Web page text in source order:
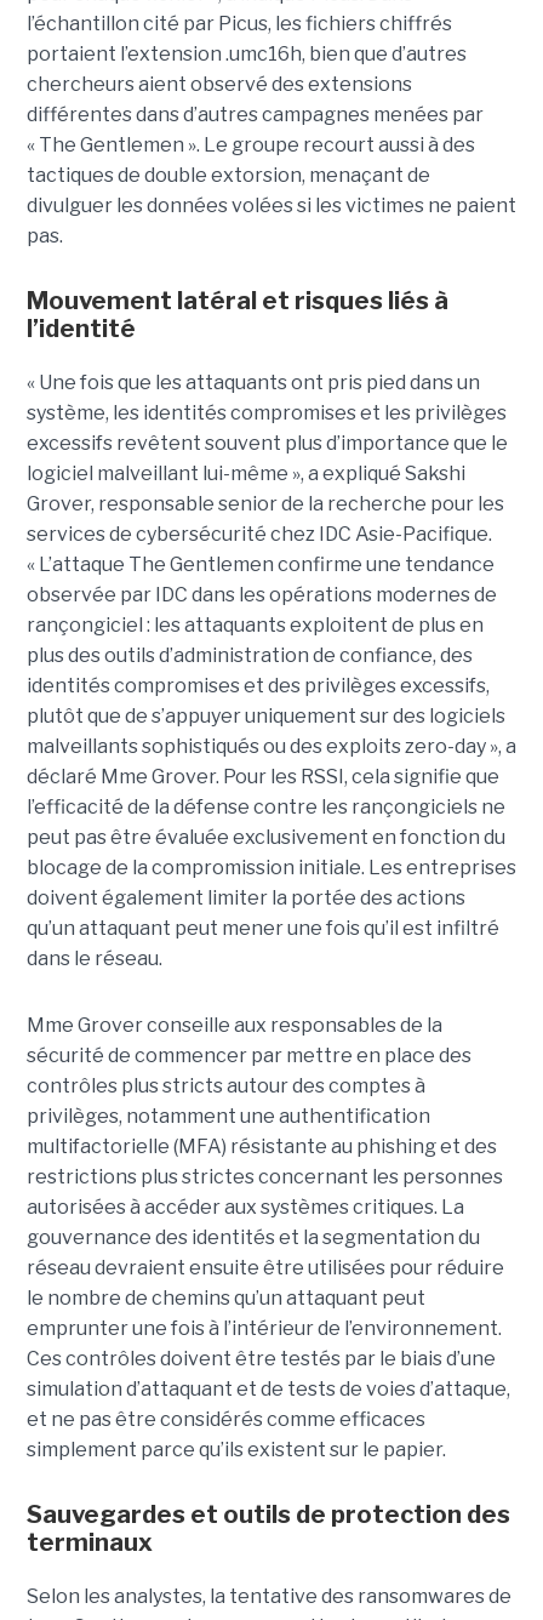
l’échantillon cité par Picus, les fichiers chiffrés
portaient l’extension .umc16h, bien que d’autres
chercheurs aient observé des extensions
différentes dans d’autres campagnes menées par
« The Gentlemen ». Le groupe recourt aussi à des
tactiques de double extorsion, menaçant de
divulguer les données volées si les victimes ne paient
pas.
Mouvement latéral et risques liés à
l’identité
« Une fois que les attaquants ont pris pied dans un
système, les identités compromises et les privilèges
excessifs revêtent souvent plus d’importance que le
logiciel malveillant lui-même », a expliqué Sakshi
Grover, responsable senior de la recherche pour les
services de cybersécurité chez IDC Asie-Pacifique.
« L’attaque The Gentlemen confirme une tendance
observée par IDC dans les opérations modernes de
rançongiciel : les attaquants exploitent de plus en
plus des outils d’administration de confiance, des
identités compromises et des privilèges excessifs,
plutôt que de s’appuyer uniquement sur des logiciels
malveillants sophistiqués ou des exploits zero-day », a
déclaré Mme Grover. Pour les RSSI, cela signifie que
l’efficacité de la défense contre les rançongiciels ne
peut pas être évaluée exclusivement en fonction du
blocage de la compromission initiale. Les entreprises
doivent également limiter la portée des actions
qu’un attaquant peut mener une fois qu’il est infiltré
dans le réseau.
Mme Grover conseille aux responsables de la
sécurité de commencer par mettre en place des
contrôles plus stricts autour des comptes à
privilèges, notamment une authentification
multifactorielle (MFA) résistante au phishing et des
restrictions plus strictes concernant les personnes
autorisées à accéder aux systèmes critiques. La
gouvernance des identités et la segmentation du
réseau devraient ensuite être utilisées pour réduire
le nombre de chemins qu’un attaquant peut
emprunter une fois à l’intérieur de l’environnement.
Ces contrôles doivent être testés par le biais d’une
simulation d’attaquant et de tests de voies d’attaque,
et ne pas être considérés comme efficaces
simplement parce qu’ils existent sur le papier.
Sauvegardes et outils de protection des
terminaux
Selon les analystes, la tentative des ransomwares de